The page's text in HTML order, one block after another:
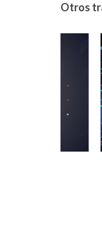
Otros
Banco
Fiesta